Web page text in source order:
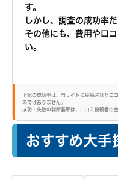
す。
しかし、調査の成功率
その他にも、費用や口
い。
上記の成功率は、当サイトに投稿された口
のではありません。
成功・失敗の判断基準は、口コミ投稿者の
おすすめ大